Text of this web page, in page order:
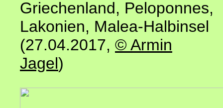
Griechenland, Peloponnes,
Lakonien, Malea-Halbinsel
(27.04.2017, © Armin
Jagel)